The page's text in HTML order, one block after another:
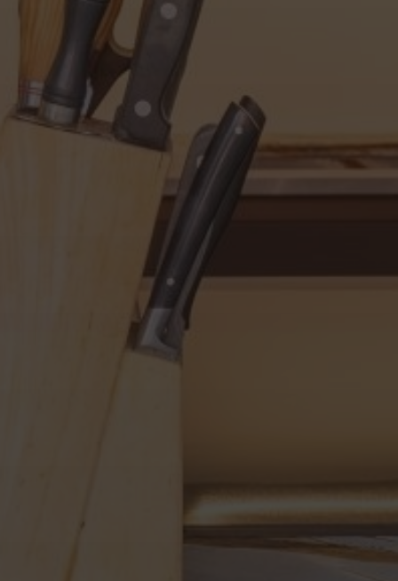
CUISINE• SALLE DE BAIN
DRESSING
LA SOCIÉTÉ